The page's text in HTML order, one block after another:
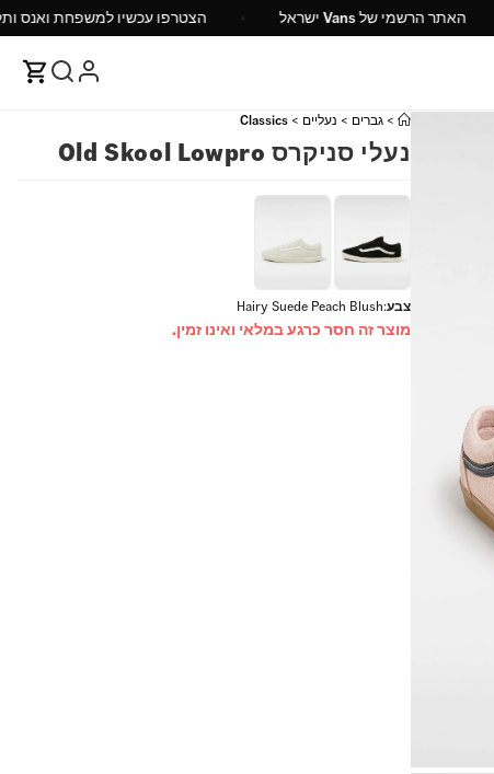
האתר הרשמי של Vans ישראל הצטרפו עכשיו
>גברים > נעליים >
Classics
נעלי סניקרס Old Skool Lowpro
צבע:
Hairy Suede Peach Blush
מוצר זה חסר כרגע במלאי ואינו זמין.